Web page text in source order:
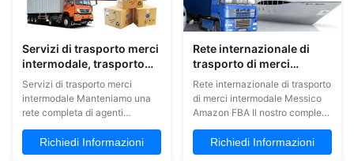
Servizi di trasporto merci
intermodale, trasporto
merci intermodale in
container
Servizi di trasporto merci
intermodale Manteniamo una
rete completa di agenti
fornendo ampi servizi globali su
misura per soddisfare le diverse
Richiedi Informazioni
Rete internazionale di
trasporto di merci
intermodale Messico
Amazon FBA
Rete internazionale di trasporto
di merci intermodale Messico
Amazon FBA Il nostro completo
trasporto merci intermodale
fornisce soluzioni logistiche
Richiedi Informazioni